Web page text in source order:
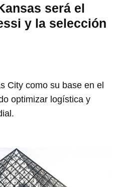
será el
y la selección
City como su base en el
optimizar logística y